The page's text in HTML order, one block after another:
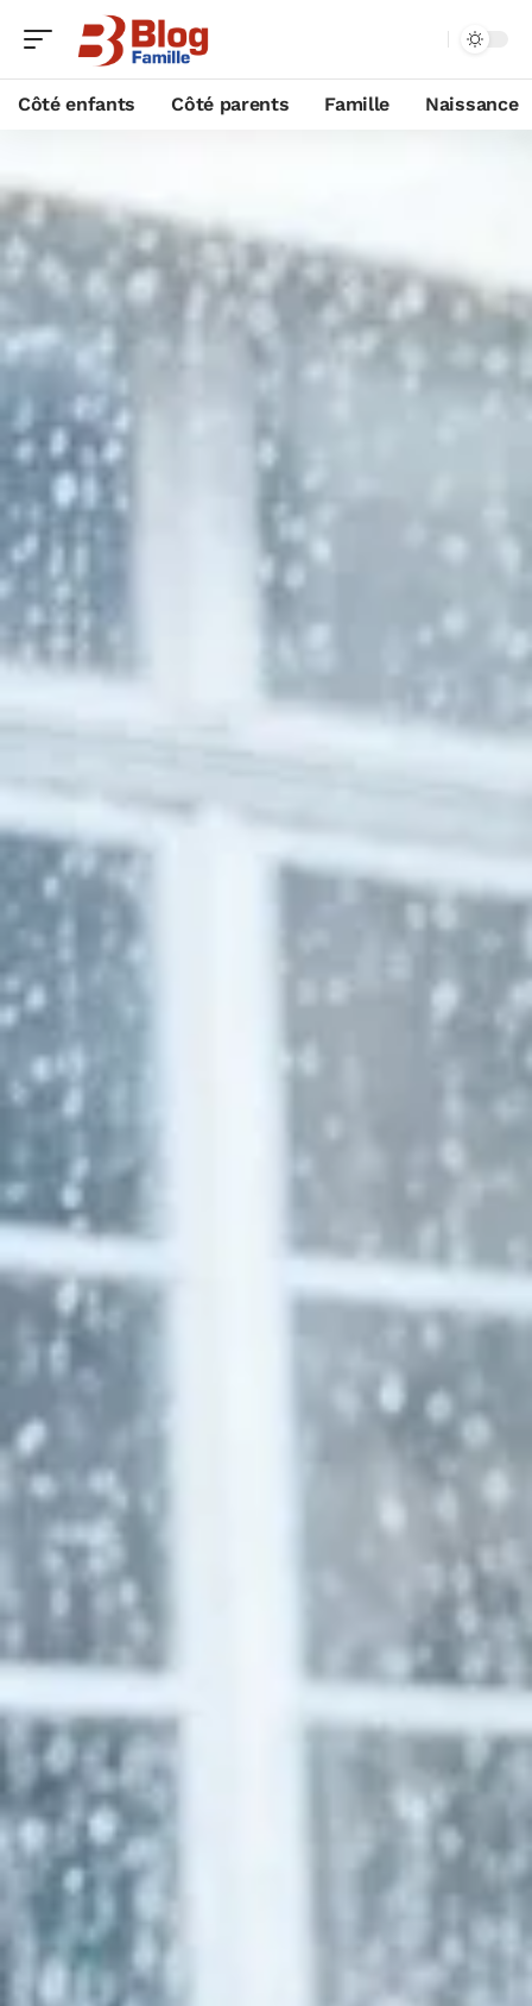
Côté enfants Côté parents Famille Naissance